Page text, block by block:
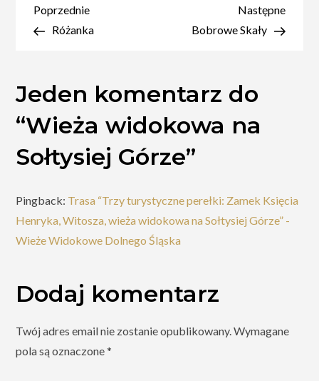
Sołtysiej
Nawigacja
wpisu
Poprzedni
wpis
Poprzednie
Różanka
wpis
Następne
Bobrowe Skały
Jeden komentarz do
“Wieża widokowa na
Sołtysiej Górze”
Pingback: Trasa “Trzy turystyczne perełki: Zamek Księcia
Henryka, Witosza, wieża widokowa na Sołtysiej Górze” -
Wieże Widokowe Dolnego Śląska
Dodaj komentarz
Twój adres email nie zostanie opublikowany.Wymagane
pola są oznaczone*